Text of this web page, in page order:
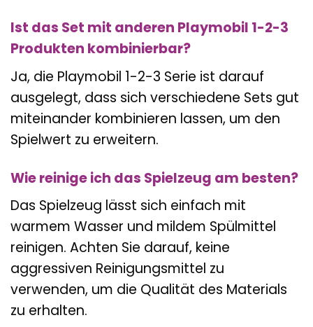
Ist das Set mit anderen Playmobil 1-2-3
Produkten kombinierbar?
Ja, die Playmobil 1-2-3 Serie ist darauf
ausgelegt, dass sich verschiedene Sets gut
miteinander kombinieren lassen, um den
Spielwert zu erweitern.
Wie reinige ich das Spielzeug am besten?
Das Spielzeug lässt sich einfach mit
warmem Wasser und mildem Spülmittel
reinigen. Achten Sie darauf, keine
aggressiven Reinigungsmittel zu
verwenden, um die Qualität des Materials
zu erhalten.